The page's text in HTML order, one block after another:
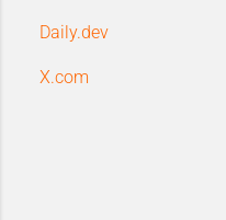
Daily.dev
X.com